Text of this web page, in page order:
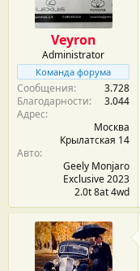
Veyron
Administrator
Команда форума
Сообщения
3.728
Благодарности
3.044
Адрес
Москва
Крылатская 14
Авто
Geely Monjaro
Exclusive 2023
2.0t 8at 4wd